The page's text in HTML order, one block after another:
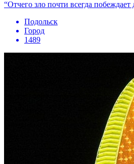
“Отчего зло почти всегда побеждает
Подольск
Город
1489